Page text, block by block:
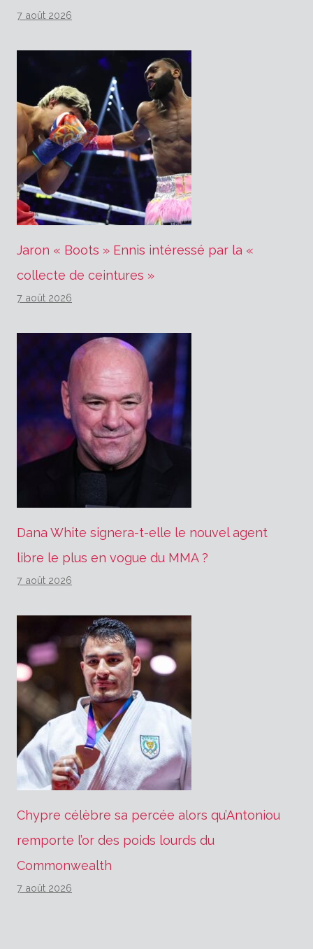
7 août 2026
Jaron « Boots » Ennis intéressé par la «
collecte de ceintures »
7 août 2026
Dana White signera-t-elle le nouvel agent
libre le plus en vogue du MMA ?
7 août 2026
Chypre célèbre sa percée alors qu’Antoniou
remporte l’or des poids lourds du
Commonwealth
7 août 2026